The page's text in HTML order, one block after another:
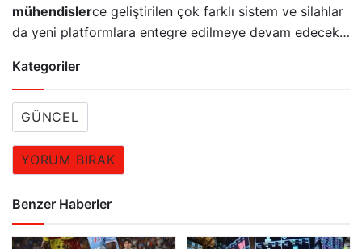
mühendislerce geliştirilen çok farklı sistem ve silahlar
da yeni platformlara entegre edilmeye devam edecek…
Kategoriler
GÜNCEL
YORUM BIRAK
Benzer Haberler